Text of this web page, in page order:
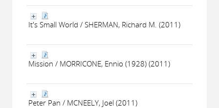
It's Small World / SHERMAN, Richard M. (2011)
Mission / MORRICONE, Ennio (1928) (2011)
Peter Pan / MCNEELY, Joel (2011)